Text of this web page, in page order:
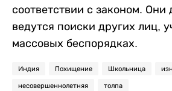
соответствии с законом. Они
ведутся поиски других лиц,
массовых беспорядках.
Индия Похищение Школьница
несовершеннолетняя толпа